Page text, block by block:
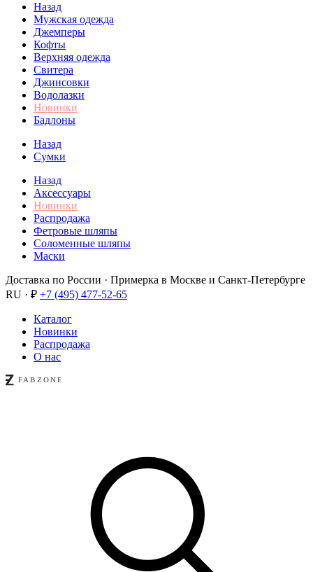
Назад
Мужская одежда
Джемперы
Кофты
Верхняя одежда
Свитера
Джинсовки
Водолазки
Новинки
Бадлоны
Назад
Сумки
Назад
Аксессуары
Новинки
Распродажа
Фетровые шляпы
Соломенные шляпы
Маски
Доставка по России · Примерка в Москве и Санкт-Петербурге
RU · ₽ +7 (495) 477-52-65
Каталог
Новинки
Распродажа
О нас